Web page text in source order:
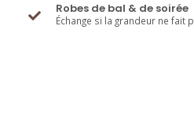
Robes de bal & de soirée
Échange si la grandeur ne fait